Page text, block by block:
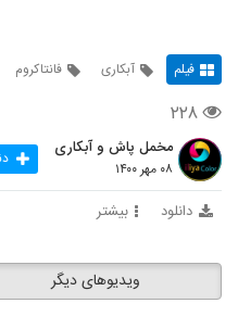
فیلم آبکاری فانتاکروم
۲۲۸
مخمل پاش و آبکاری
۰۸ مهر ۱۴۰۰
دانلود بیشتر
ویدیوهای دیگر